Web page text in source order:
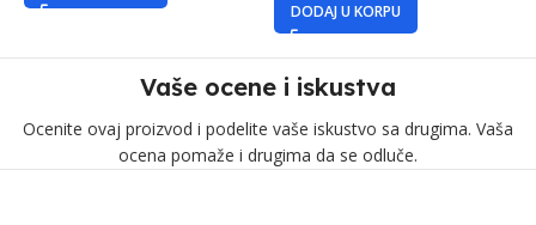
DODAJ U KORPU
Vaše ocene i iskustva
Ocenite ovaj proizvod i podelite vaše iskustvo sa drugima. Vaša
ocena pomaže i drugima da se odluče.